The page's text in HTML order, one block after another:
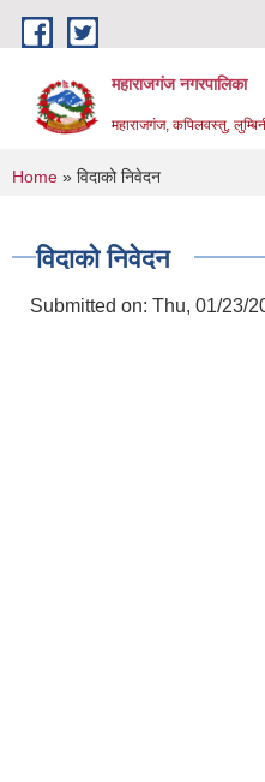
Skip to main content
महाराजगंज नगरपालिका
महाराजगंज, कपिलवस्तु,
You are here
Home » विदाको निवेदन
विदाको निवेदन
Submitted on: Thu, 01/23/